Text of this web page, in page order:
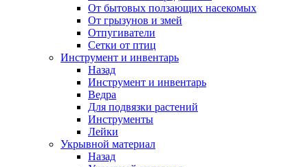
От бытовых ползающих насекомых
От грызунов и змей
Отпугиватели
Сетки от птиц
Инструмент и инвентарь
Назад
Инструмент и инвентарь
Ведра
Для подвязки растений
Инструменты
Лейки
Укрывной материал
Назад